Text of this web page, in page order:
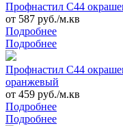
Профнастил С44
от 587 руб./м.кв
Подробнее
Подробнее
Профнастил С44
оранжевый
от 459 руб./м.кв
Подробнее
Подробнее